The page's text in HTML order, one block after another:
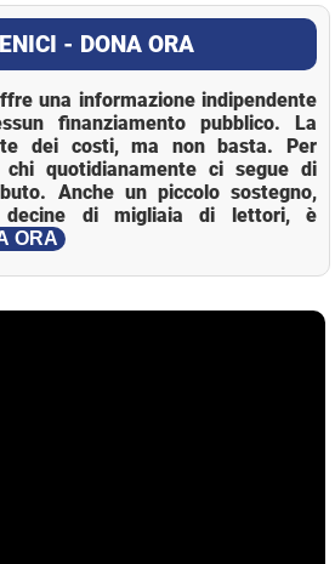
- DONA ORA
una informazione indipendente
finanziamento pubblico. La
dei costi, ma non basta. Per
quotidianamente ci segue di
Anche un piccolo sostegno,
di migliaia di lettori, è
ORA